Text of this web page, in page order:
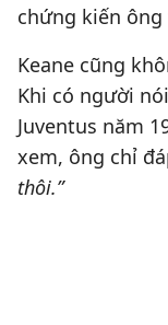
chứng kiến
Keane cũng
Khi có người
Juventus năm
xem, ông chỉ
thôi.”